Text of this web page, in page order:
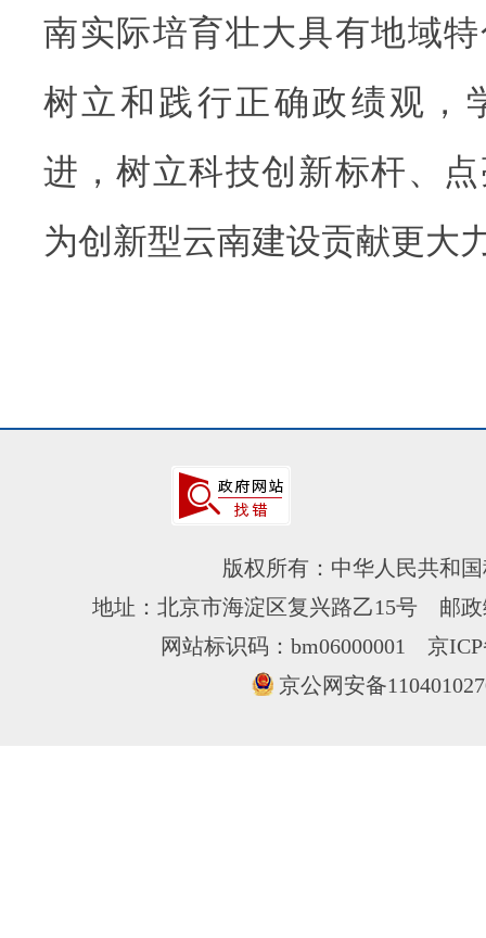
南实际培育壮大具有地域
树立和践行正确政绩观，
进，树立科技创新标杆、
为创新型云南建设贡献更大
版权所有：中华人民共和
地址：北京市海淀区复兴路乙15号 邮
网站标识码：bm06000001 京
京公网安备